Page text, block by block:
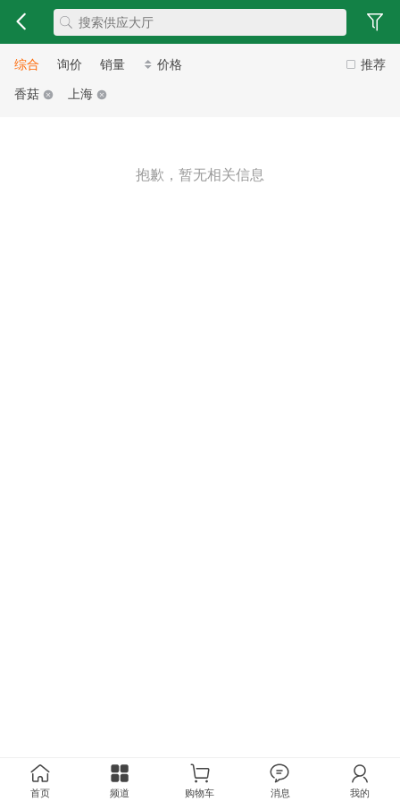
推荐
综合 询价 销量
价格
香菇
上海
抱歉，暂无相关信息
首页 频道 购物车 消息 我的